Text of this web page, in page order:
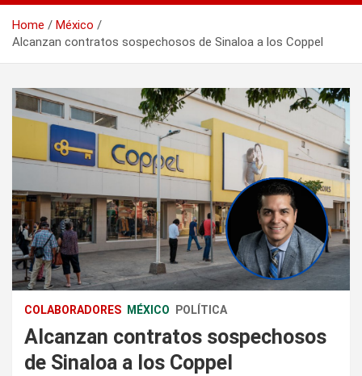
Home
México
Alcanzan contratos sospechosos de Sinaloa a los Coppel
COLABORADORES MÉXICO POLÍTICA
Alcanzan contratos sospechosos
de Sinaloa a los Coppel